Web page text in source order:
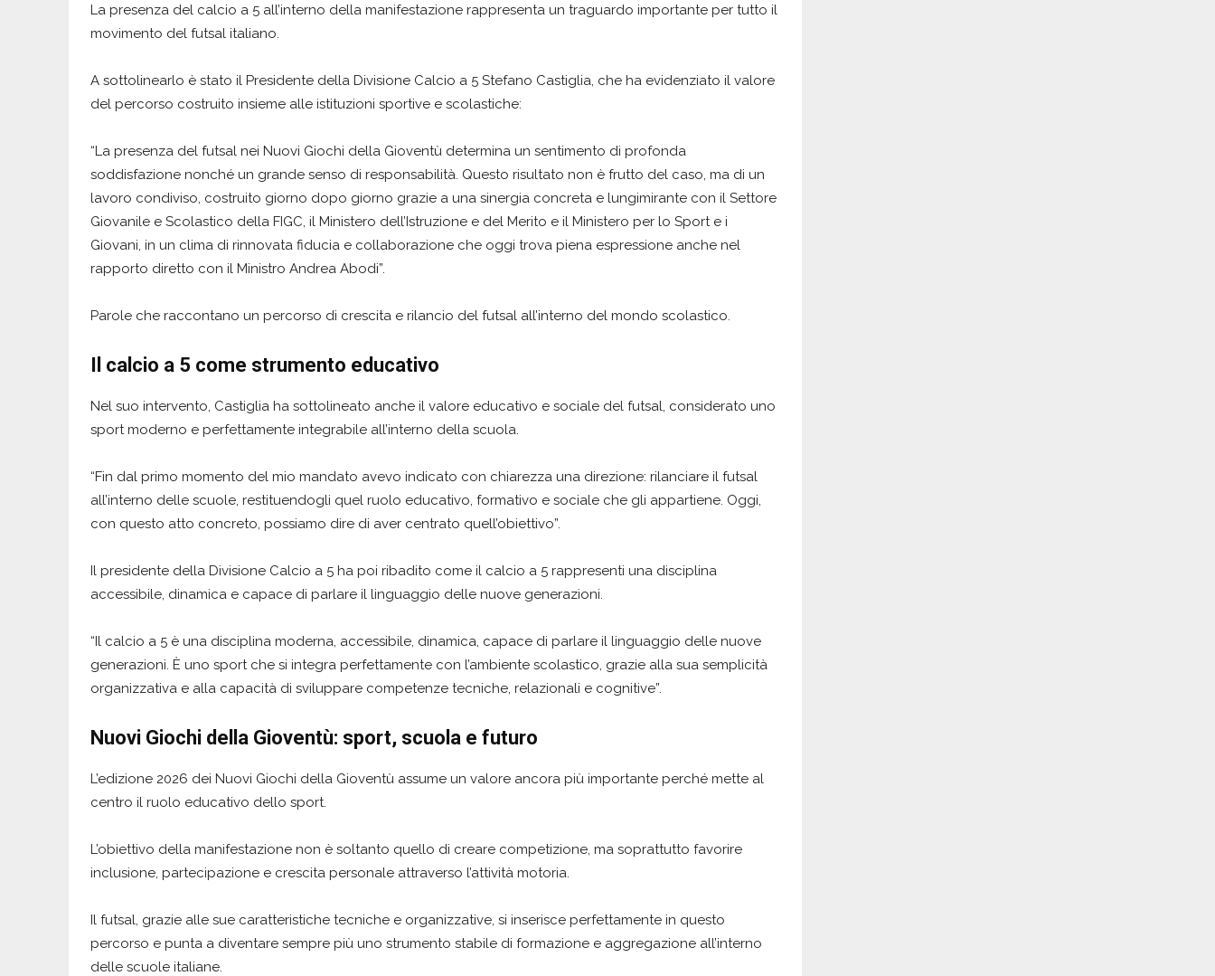
La presenza del calcio a 5 all’interno della manifestazione rappresenta un traguardo importante per tutto il
movimento del futsal italiano.
A sottolinearlo è stato il Presidente della Divisione Calcio a 5 Stefano Castiglia, che ha evidenziato il valore
del percorso costruito insieme alle istituzioni sportive e scolastiche:
“La presenza del futsal nei Nuovi Giochi della Gioventù determina un sentimento di profonda
soddisfazione nonché un grande senso di responsabilità. Questo risultato non è frutto del caso, ma di un
lavoro condiviso, costruito giorno dopo giorno grazie a una sinergia concreta e lungimirante con il Settore
Giovanile e Scolastico della FIGC, il Ministero dell’Istruzione e del Merito e il Ministero per lo Sport e i
Giovani, in un clima di rinnovata fiducia e collaborazione che oggi trova piena espressione anche nel
rapporto diretto con il Ministro Andrea Abodi”.
Parole che raccontano un percorso di crescita e rilancio del futsal all’interno del mondo scolastico.
Il calcio a 5 come strumento educativo
Nel suo intervento, Castiglia ha sottolineato anche il valore educativo e sociale del futsal, considerato uno
sport moderno e perfettamente integrabile all’interno della scuola.
“Fin dal primo momento del mio mandato avevo indicato con chiarezza una direzione: rilanciare il futsal
all’interno delle scuole, restituendogli quel ruolo educativo, formativo e sociale che gli appartiene. Oggi,
con questo atto concreto, possiamo dire di aver centrato quell’obiettivo”.
Il presidente della Divisione Calcio a 5 ha poi ribadito come il calcio a 5 rappresenti una disciplina
accessibile, dinamica e capace di parlare il linguaggio delle nuove generazioni.
“Il calcio a 5 è una disciplina moderna, accessibile, dinamica, capace di parlare il linguaggio delle nuove
generazioni. È uno sport che si integra perfettamente con l’ambiente scolastico, grazie alla sua semplicità
organizzativa e alla capacità di sviluppare competenze tecniche, relazionali e cognitive”.
Nuovi Giochi della Gioventù: sport, scuola e futuro
L’edizione 2026 dei Nuovi Giochi della Gioventù assume un valore ancora più importante perché mette al
centro il ruolo educativo dello sport.
L’obiettivo della manifestazione non è soltanto quello di creare competizione, ma soprattutto favorire
inclusione, partecipazione e crescita personale attraverso l’attività motoria.
Il futsal, grazie alle sue caratteristiche tecniche e organizzative, si inserisce perfettamente in questo
percorso e punta a diventare sempre più uno strumento stabile di formazione e aggregazione all’interno
delle scuole italiane.